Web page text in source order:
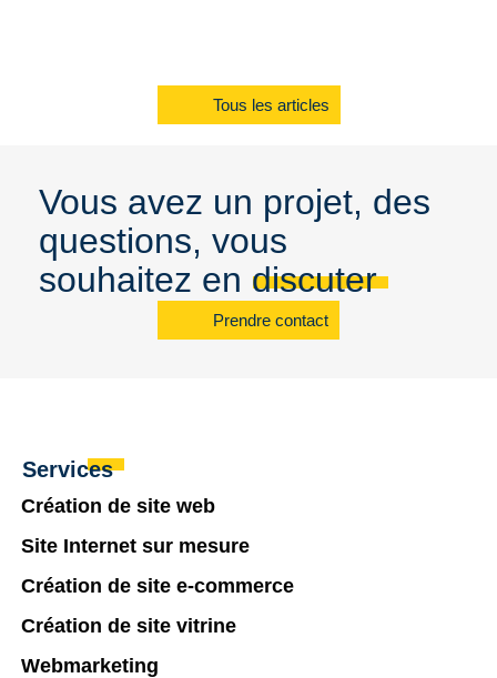
Tous les articles
Vous avez un projet, des
questions, vous
souhaitez en discuter
Prendre contact
Services
Création de site web
Site Internet sur mesure
Création de site e-commerce
Création de site vitrine
Webmarketing